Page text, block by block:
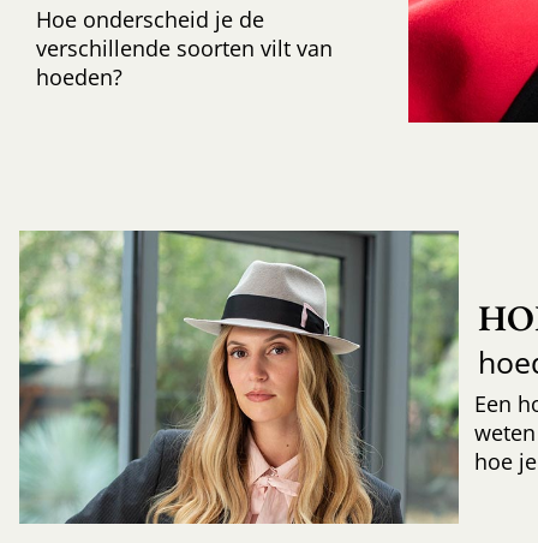
Hoe onderscheid je de
verschillende soorten vilt van
hoeden?
Een
hoe